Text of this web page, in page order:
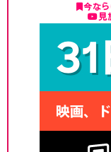
今な
見